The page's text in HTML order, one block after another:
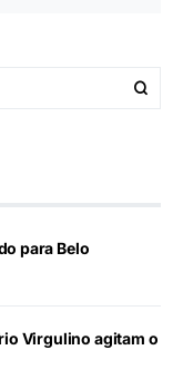
para Belo
Virgulino agitam o